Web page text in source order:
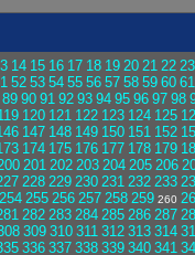
14 15 16 17 18 19 20 21 22 23
52 53 54 55 56 57 58 59 60 61
89 90 91 92 93 94 95 96 97 98
120 121 122 123 124 125
147 148 149 150 151 152
174 175 176 177 178 179
201 202 203 204 205 206
228 229 230 231 232 233
254 255 256 257 258 259 260
282 283 284 285 286 287
309 310 311 312 313 314
336 337 338 339 340 341